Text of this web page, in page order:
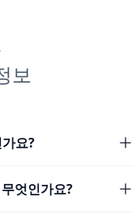
보
요?
엇인가요?